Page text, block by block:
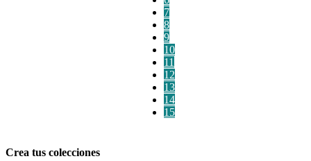
7
8
9
10
11
12
13
14
15
Crea tus colecciones